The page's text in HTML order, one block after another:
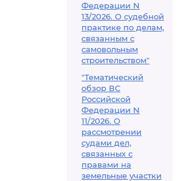
Федерации N
13/2026. О судебной
практике по делам,
связанным с
самовольным
строительством"
"Тематический
обзор ВС
Российской
Федерации N
11/2026. О
рассмотрении
судами дел,
связанных с
правами на
земельные участки